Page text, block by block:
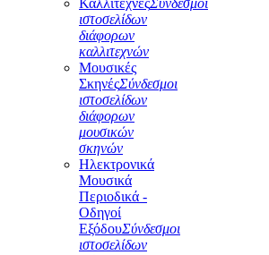
ΚαλλιτέχνεςΣύνδεσμοι
ιστοσελίδων
διάφορων
καλλιτεχνών
Μουσικές
ΣκηνέςΣύνδεσμοι
ιστοσελίδων
διάφορων
μουσικών
σκηνών
Ηλεκτρονικά
Μουσικά
Περιοδικά -
Οδηγοί
ΕξόδουΣύνδεσμοι
ιστοσελίδων